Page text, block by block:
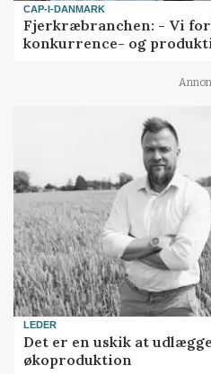
CAP-I-DANMARK
Fjerkræbranchen: - Vi
konkurrence- og
LEDER
Det er en uskik at
økoproduktion